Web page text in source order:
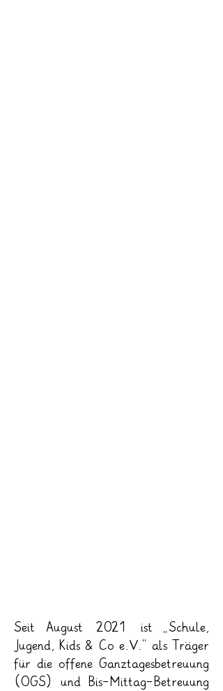
Seit August 2021 ist „Schule,
Jugend, Kids & Co e.V.“ als Träger
für die offene Ganztagesbetreuung
(OGS) und Bis-Mittag-Betreuung